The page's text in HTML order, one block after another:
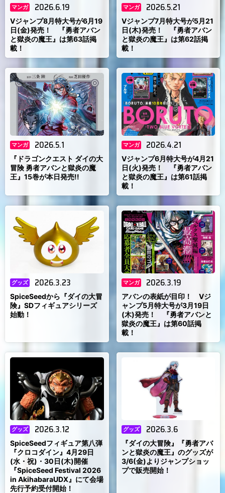
マンガ 2026.6.19
Vジャンプ8月特大号が6月19
日(金)発売！ 『勇者アバン
と獄炎の魔王』は第63話掲
載！
マンガ 2026.5.21
Vジャンプ7月特大号が5月21
日(木)発売！ 『勇者アバン
と獄炎の魔王』は第62話掲
載！
マンガ 2026.5.1
『ドラゴンクエスト ダイの大
冒険 勇者アバンと獄炎の魔
王』15巻が本日発売!!
マンガ 2026.4.21
Vジャンプ6月特大号が4月21
日(火)発売！ 『勇者アバン
と獄炎の魔王』は第61話掲
載！
グッズ 2026.3.23
SpiceSeedから『ダイの大冒
険』SDフィギュアシリーズ
始動！
マンガ 2026.3.19
アバンの表紙が目印！ Vジ
ャンプ5月特大号が3月19日
(木)発売！ 『勇者アバンと
獄炎の魔王』は第60話掲
載！
グッズ 2026.3.12
SpiceSeedフィギュア第八弾
『クロコダイン』4月29日
(水・祝)・30日(木)開催
『SpiceSeed Festival 2026
in AkihabaraUDX』にて会場
先行予約受付開始！
グッズ 2026.3.6
『ダイの大冒険』『勇者アバ
ンと獄炎の魔王』のグッズが
3/6(金)よりジャンプショッ
プで販売開始！